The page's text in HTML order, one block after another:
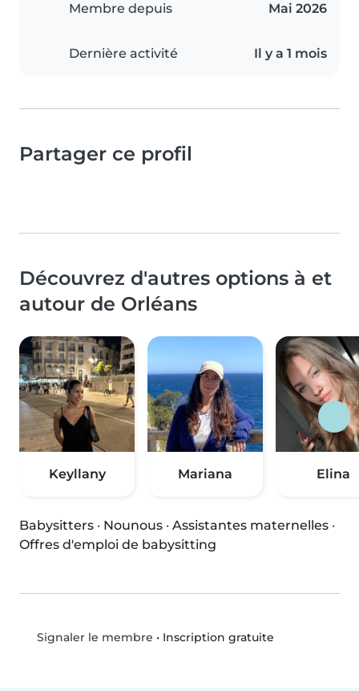
Membre depuis Mai 2026
Dernière activité Il y a 1 mois
Partager ce profil
Découvrez d'autres options à et
autour de Orléans
Keyllany Mariana Elina
Babysitters · Nounous · Assistantes maternelles ·
Offres d'emploi de babysitting
Signaler le membre • Inscription gratuite